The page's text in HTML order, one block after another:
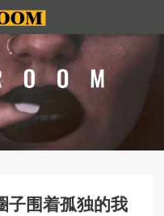
子围着孤独的我